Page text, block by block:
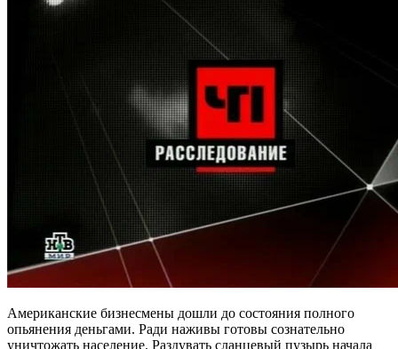
Американские бизнесмены дошли до состояния полного
опьянения деньгами. Ради наживы готовы сознательно
уничтожать население. Раздувать сланцевый пузырь начала